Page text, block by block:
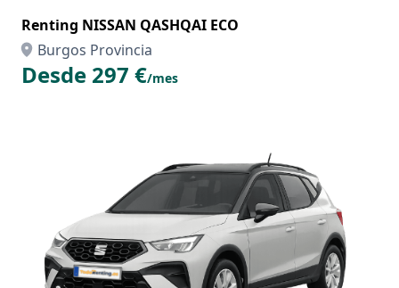
Renting NISSAN QASHQAI ECO
Burgos Provincia
Desde 297 €/mes